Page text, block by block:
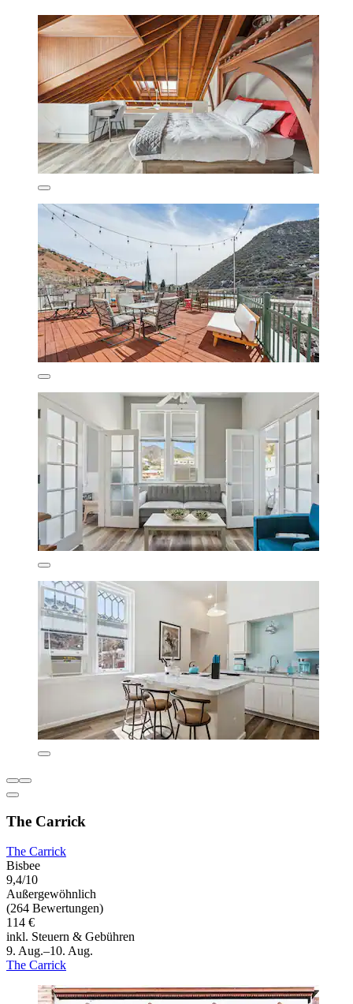
The Carrick
The Carrick
Bisbee
9,4/10
Außergewöhnlich
(264 Bewertungen)
114 €
inkl. Steuern & Gebühren
9. Aug.–10. Aug.
The Carrick